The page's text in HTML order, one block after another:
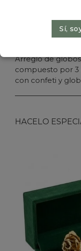
Arreglo de
compuesto por 3
con confeti y
HACELO